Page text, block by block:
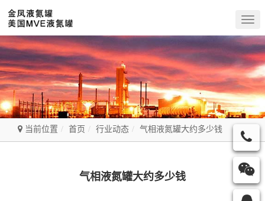
当前位置 首页 行业动态 气相液氮罐大约多少钱
气相液氮罐大约多少钱